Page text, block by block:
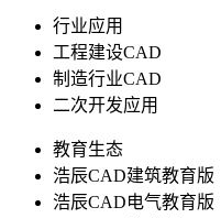
行业应用
工程建设CAD
制造行业CAD
二次开发应用
教育生态
浩辰CAD建筑教育版
浩辰CAD电气教育版